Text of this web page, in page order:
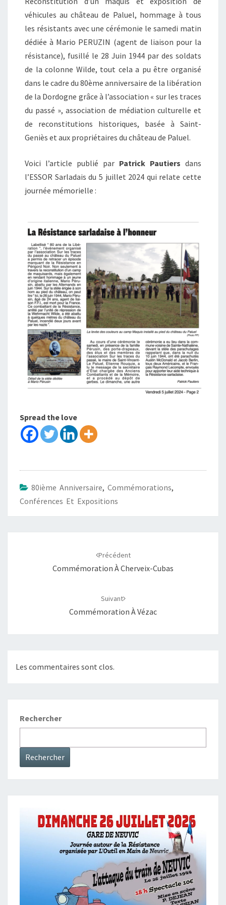
véhicules au château de Paluel, hommage à tous
les résistants avec une cérémonie le samedi matin
dédiée à Mario PERUZIN (agent de liaison pour la
résistance), fusillé le 28 Juin 1944 par des soldats
de la colonne Wilde, tout cela a pu être organisé
dans le cadre du 80ème anniversaire de la libération
de la Dordogne grâce à l’association « sur les traces
du passé », association de médiation culturelle et
de reconstitutions historiques, basée à Saint-
Geniès et aux propriétaires du château de Paluel.
Voici l’article publié par Patrick Pautiers dans
l’ESSOR Sarladais du 5 juillet 2024 qui relate cette
journée mémorielle :
Spread the love
80ième Anniversaire, Commémorations,
Conférences Et Expositions
Précédent
Commémoration À Cherveix-Cubas
Suivant
Commémoration À Vézac
Les commentaires sont clos.
Rechercher
Rechercher